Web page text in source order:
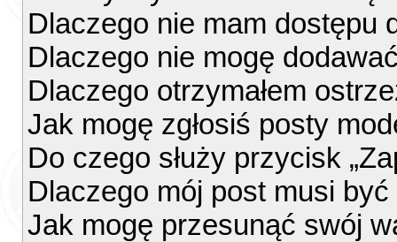
Dlaczego nie mam dostępu
Dlaczego nie mogę
Dlaczego otrzymałem
Jak mogę zgłosiś posty
Do czego służy przycisk
Dlaczego mój post musi
Jak mogę przesunąć swój